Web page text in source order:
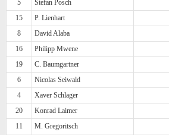
5
Stefan Posch
15
P. Lienhart
8
David Alaba
16
Philipp Mwene
19
C. Baumgartner
6
Nicolas Seiwald
4
Xaver Schlager
20
Konrad Laimer
11
M. Gregoritsch